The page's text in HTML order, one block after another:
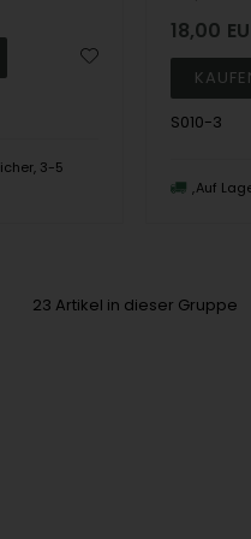
3-5
18,00
S010-3
Auf
23 Artikel in dieser Gruppe